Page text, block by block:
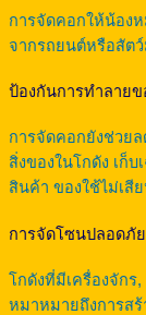
การจัดคอกให้น้อง
จากรถยนต์หรือสัต
ป้องกันการทำลายข
การจัดคอกยังช่วย
สิ่งของในโกดัง เก็
สินค้า ของใช้ไม่เสี
การจัดโซนปลอดภั
โกดังที่มีเครื่องจัก
หมาหมายถึงการส